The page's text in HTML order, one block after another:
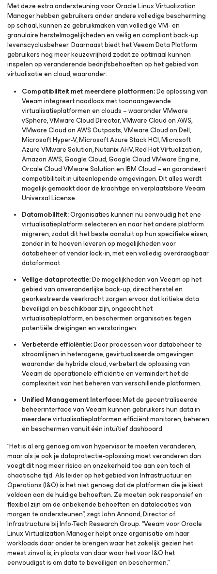
Met deze extra ondersteuning voor Oracle Linux Virtualization
Manager hebben gebruikers onder andere volledige bescherming
op schaal, kunnen ze gebruikmaken van volledige VM- en
granulaire herstelmogelijkheden en veilig en compliant back-up
levenscyclusbeheer. Daarnaast biedt het Veeam Data Platform
gebruikers nog meer keuzevrijheid zodat ze optimaal kunnen
inspelen op veranderende bedrijfsbehoeften op het gebied van
virtualisatie en cloud, waaronder:
Compatibiliteit met meerdere platformen:De oplossing van
Veeam integreert naadloos met toonaangevende
virtualisatieplatformen en clouds – waaronder VMware
vSphere, VMware Cloud Director, VMware Cloud on AWS,
VMware Cloud on AWS Outposts, VMware Cloud on Dell,
Microsoft Hyper-V, Microsoft Azure Stack HCI, Microsoft
Azure VMware Solution, Nutanix AHV, Red Hat Virtualization,
Amazon AWS, Google Cloud, Google Cloud VMware Engine,
Orcale Cloud VMware Solution en IBM Cloud – en garandeert
compatibiliteit in uiteenlopende omgevingen. Dit alles wordt
mogelijk gemaakt door de krachtige en verplaatsbare Veeam
Universal License.
Datamobiliteit:Organisaties kunnen nu eenvoudig het ene
virtualisatieplatform selecteren en naar het andere platform
migreren, zodat dit het beste aansluit op hun specifieke eisen,
zonder in te hoeven leveren op mogelijkheden voor
databeheer of vendor lock-in, met een volledig overdraagbaar
dataformaat.
Veilige dataprotectie:De mogelijkheden van Veeam op het
gebied van onveranderlijke back-up, direct herstel en
georkestreerde veerkracht zorgen ervoor dat kritieke data
beveiligd en beschikbaar zijn, ongeacht het
virtualisatieplatform, en beschermen organisaties tegen
potentiële dreigingen en verstoringen.
Verbeterde efficiëntie:Door processen voor databeheer te
stroomlijnen in heterogene, gevirtualiseerde omgevingen
waaronder de hybride cloud, verbetert de oplossing van
Veeam de operationele efficiëntie en vermindert het de
complexiteit van het beheren van verschillende platformen.
Unified Management Interface:Met de gecentraliseerde
beheerinterface van Veeam kunnen gebruikers hun data in
meerdere virtualisatieplatformen efficiënt monitoren, beheren
en beschermen vanuit één intuïtief dashboard.
“Het is al erg genoeg om van hypervisor te moeten veranderen,
maar als je ook je dataprotectie-oplossing moet veranderen dan
voegt dit nog meer risico en onzekerheid toe aan een toch al
chaotische tijd. Als leider op het gebied van Infrastructuur en
Operations (I&O) is het niet genoeg dat de platformen die je kiest
voldoen aan de huidige behoeften. Ze moeten ook responsief en
flexibel zijn om de onbekende behoeften en datalocaties van
morgen te ondersteunen”, zegt John Annand, Director of
Infrastructure bij Info-Tech Research Group. “Veeam voor Oracle
Linux Virtualization Manager helpt onze organisatie om haar
workloads daar onder te brengen waar het zakelijk gezien het
meest zinvol is, in plaats van daar waar het voor I&O het
eenvoudigst is om data te beveiligen en beschermen.”